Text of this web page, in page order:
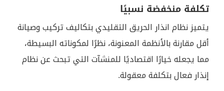
تكلفة منخفضة نسبيًا
يتميز نظام انذار الحريق التقليدي بتكاليف تركيب وصيانة
أقل مقارنة بالأنظمة المعنونة، نظرًا لمكوناته البسيطة،
مما يجعله خيارًا اقتصاديًا للمنشآت التي تبحث عن نظام
إنذار فعال بتكلفة معقولة.